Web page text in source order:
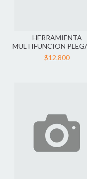
HERRAMIENTA
MULTIFUNCION
7694 BREMEN
$12.800